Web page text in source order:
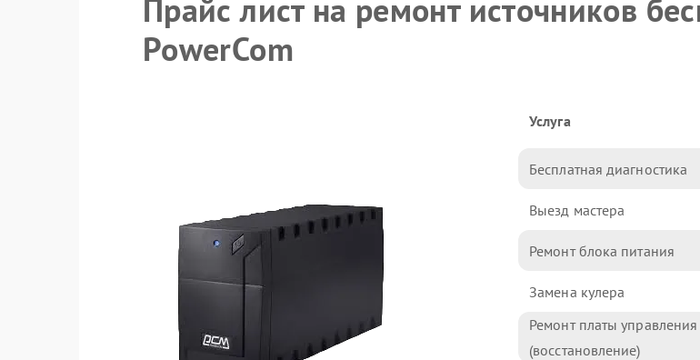
Прайс лист на ремонт источников
PowerCom
Услуга
Бесплатная диагностика
Выезд мастера
Ремонт блока питания
Замена кулера
Ремонт платы управления
(восстановление)